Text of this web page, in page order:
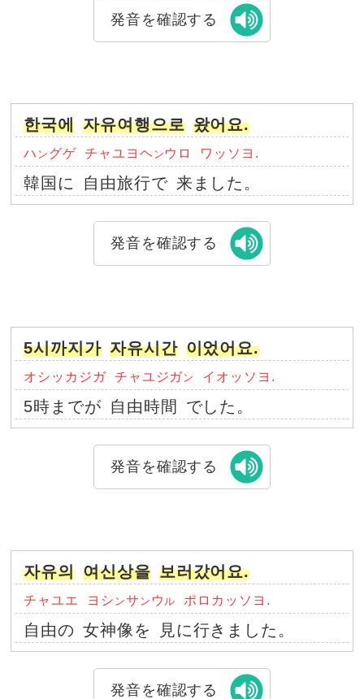
発音を確認する
한국에 자유여행으로 왔어요.
ハ ン グゲ チャユヨヘン ウロ ワッソヨ.
韓国に 自由旅行で 来ました。
発音を確認する
5시까지가 자유시간 이었어요.
オシッカジガ チャユジガン イオッソヨ.
5時までが 自由時間 でした。
発音を確認する
자유의 여신상을 보러갔어요.
チャユエ ヨシ ンサ ン ウ ル ポロカッソヨ.
自由の 女神像を 見に行きました。
発音を確認する